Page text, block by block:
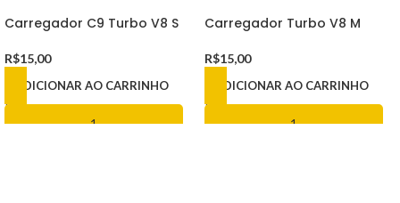
Carregador C9 Turbo V8 S
R$15,00
ADICIONAR AO CARRINHO
Carregador Turbo V8 M
R$15,00
ADICIONAR AO CARRINHO